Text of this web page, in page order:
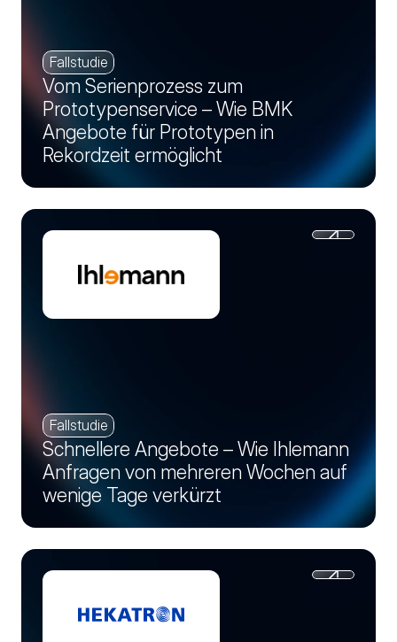
Fallstudie
Vom Serienprozess zum
Prototypenservice – Wie BMK
Angebote für Prototypen in
Rekordzeit ermöglicht
Fallstudie
Schnellere Angebote – Wie Ihlemann
Anfragen von mehreren Wochen auf
wenige Tage verkürzt